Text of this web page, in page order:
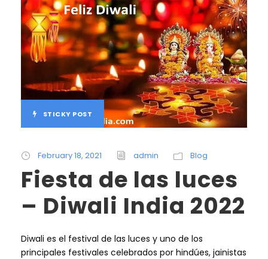
STICKY POST
February 18, 2021 admin Blog
Fiesta de las luces
– Diwali India 2022
Diwali es el festival de las luces y uno de los
principales festivales celebrados por hindúes, jainistas